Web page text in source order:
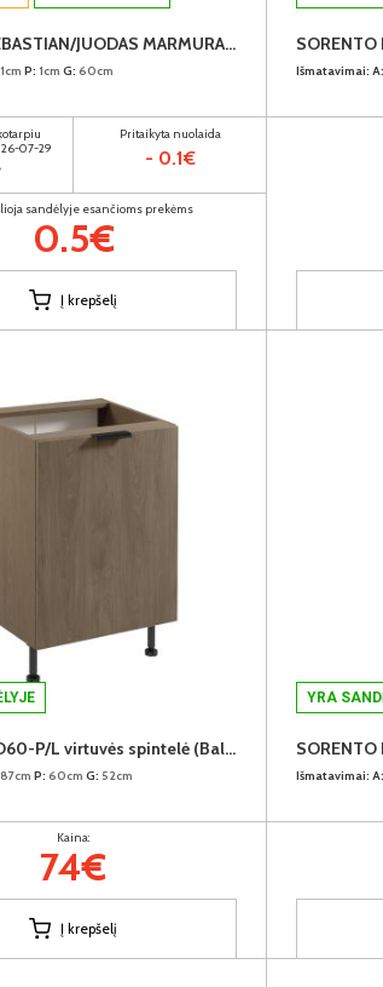
GAL SAN SEBASTIAN/JUODAS MARMURAS 13mm. virtuvės spintelių stalviršis (1 centimetras) (Įvykdymo terminas iki 10d.d.)
1cm P: 1cm G: 60cm
07-29
Pritaikyta nuolaida
- 0.1€
sandėlyje esančioms prekėms
0.5€
Į krepšelį
Išmatavimai: A:
SORENTO D60-P/L virtuvės spintelė (Baltic Storm/Baltic Storm)
87cm P: 60cm G: 52cm
Kaina:
74€
Į krepšelį
YRA
Išmatavimai: A: